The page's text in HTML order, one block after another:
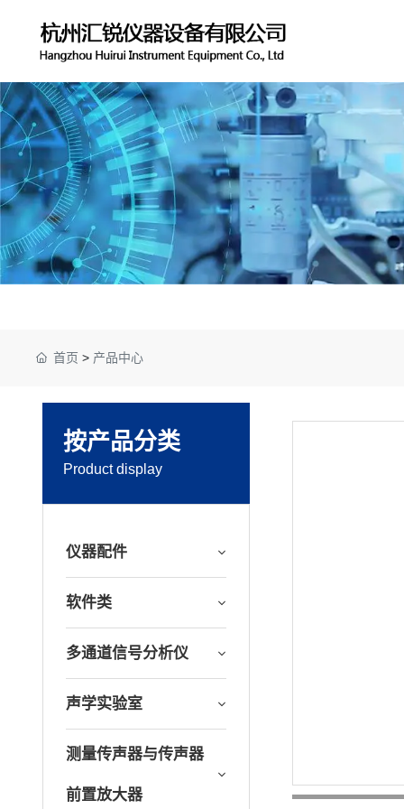
首页 > 产品中心
按产品分类
Product display
仪器配件
软件类
多通道信号分析仪
声学实验室
测量传声器与传声器
前置放大器